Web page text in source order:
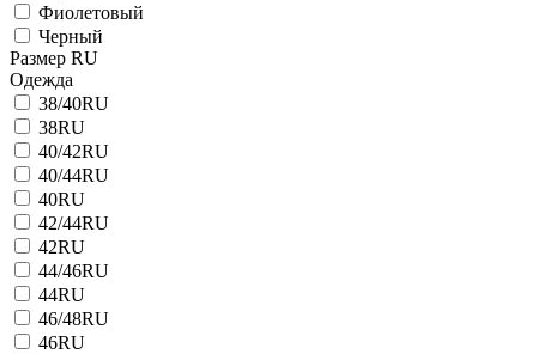
Фиолетовый
Черный
Размер RU
Одежда
38/40RU
38RU
40/42RU
40/44RU
40RU
42/44RU
42RU
44/46RU
44RU
46/48RU
46RU